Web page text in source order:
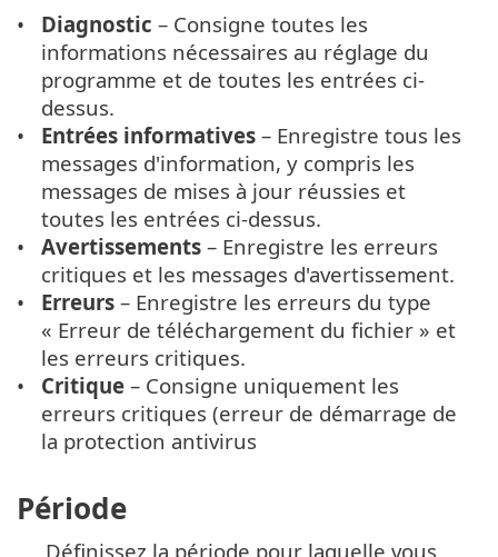
Diagnostic – Consigne toutes les
informations nécessaires au réglage du
programme et de toutes les entrées ci-
dessus.
Entrées informatives – Enregistre tous les
messages d'information, y compris les
messages de mises à jour réussies et
toutes les entrées ci-dessus.
Avertissements – Enregistre les erreurs
critiques et les messages d'avertissement.
Erreurs – Enregistre les erreurs du type
« Erreur de téléchargement du fichier » et
les erreurs critiques.
Critique – Consigne uniquement les
erreurs critiques (erreur de démarrage de
la protection antivirus
Période
Définissez la période pour laquelle vous